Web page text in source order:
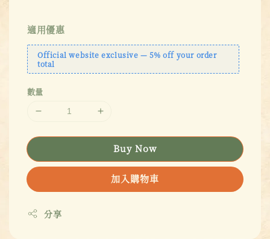
適用優惠
Official website exclusive — 5% off your order
total
數量
Buy Now
加入購物車
分享